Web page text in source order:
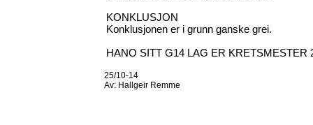
KONKLUSJON
Konklusjonen er i grunn ganske grei.
HANO SITT G14 LAG ER KRETSMESTER
25/10-14
Av: Hallgeir Remme